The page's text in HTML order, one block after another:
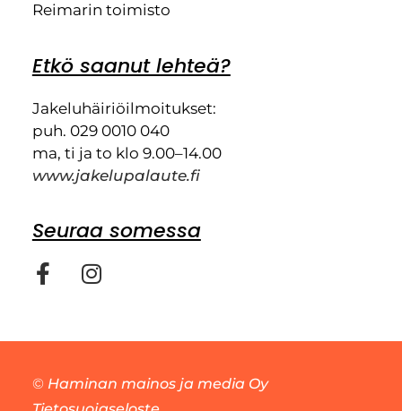
Reimarin toimisto
Etkö saanut lehteä?
Jakeluhäiriöilmoitukset:
puh. 029 0010 040
ma, ti ja to klo 9.00–14.00
www.jakelupalaute.fi
Seuraa somessa
© Haminan mainos ja media Oy